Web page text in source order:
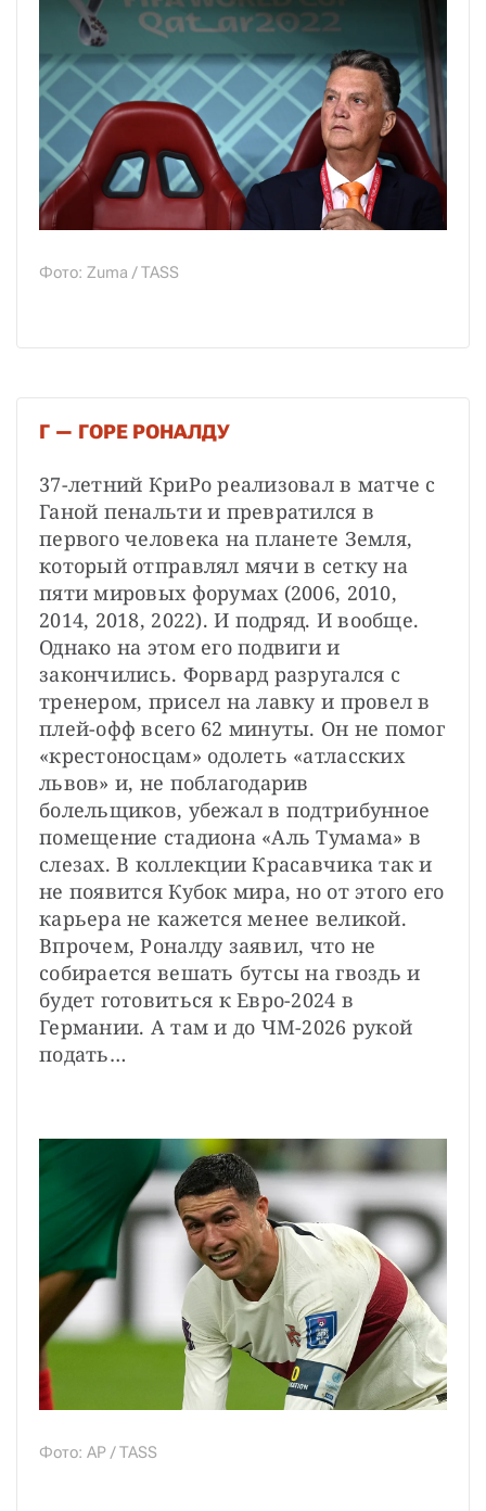
Фото: Zuma / TASS
Г — ГОРЕ РОНАЛДУ
37-летний КриРо реализовал в матче с
Ганой пенальти и превратился в
первого человека на планете Земля,
который отправлял мячи в сетку на
пяти мировых форумах (2006, 2010,
2014, 2018, 2022). И подряд. И вообще.
Однако на этом его подвиги и
закончились. Форвард разругался с
тренером, присел на лавку и провел в
плей-офф всего 62 минуты. Он не помог
«крестоносцам» одолеть «атласских
львов» и, не поблагодарив
болельщиков, убежал в подтрибунное
помещение стадиона «Аль Тумама» в
слезах. В коллекции Красавчика так и
не появится Кубок мира, но от этого его
карьера не кажется менее великой.
Впрочем, Роналду заявил, что не
собирается вешать бутсы на гвоздь и
будет готовиться к Евро-2024 в
Германии. А там и до ЧМ-2026 рукой
подать…
Фото: AP / TASS